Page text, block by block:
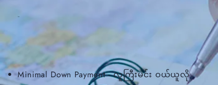
Minimal Down Payment - လူကြီးမင်း ဝယ်ယူလို